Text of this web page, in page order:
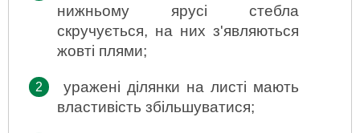
нижньому ярусі стебла
скручується, на них з'являються
жовті плями;
уражені ділянки на листі мають
властивість збільшуватися;